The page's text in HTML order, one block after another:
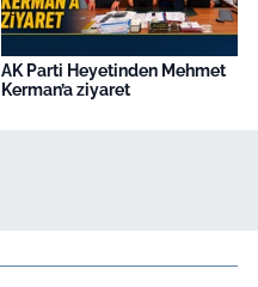
AK Parti Heyetinden Mehmet
Kerman’a ziyaret